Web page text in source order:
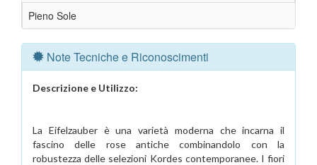
Pieno Sole
Note Tecniche e Riconoscimenti
Descrizione e Utilizzo:
La Eifelzauber è una varietà moderna che incarna il
fascino delle rose antiche combinandolo con la
robustezza delle selezioni Kordes contemporanee. I fiori